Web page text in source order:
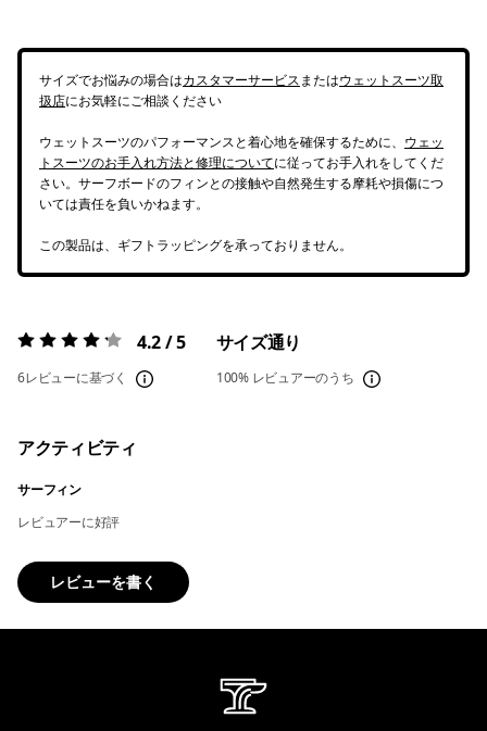
サイズでお悩みの場合はカスタマーサービスまたはウェットスーツ取
扱店にお気軽にご相談ください
ウェットスーツのパフォーマンスと着心地を確保するために、 ウェッ
トスーツのお手入れ方法と修理についてに従ってお手入れをしてくだ
さい。サーフボードのフィンとの接触や自然発生する摩耗や損傷につ
いては責任を負いかねます。
この製品は、ギフトラッピングを承っておりません。
評価:4.2 / 5 4.2 / 5
6レビューに基づく
サイズ通り
100% レビュアーのうち
アクティビティ
サーフィン
レビュアーに好評
レビューを書く